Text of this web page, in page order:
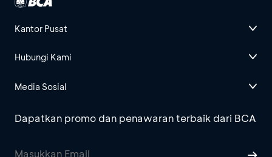
Kantor Pusat
Hubungi Kami
Media Sosial
Dapatkan promo dan penawaran terbaik dari BCA